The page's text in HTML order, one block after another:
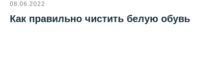
08.06.2022
Как правильно чистить белую обувь